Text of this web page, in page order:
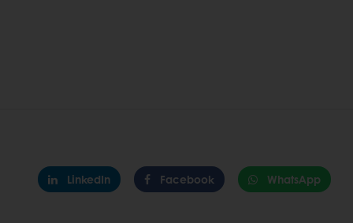
LinkedIn Facebook WhatsApp